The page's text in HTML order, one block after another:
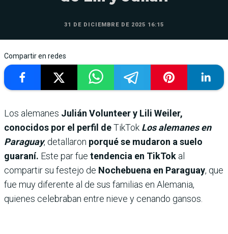
31 DE DICIEMBRE DE 2025 16:15
Compartir en redes
Los alemanes Julián Volunteer y Lili Weiler,
conocidos por el perfil deTikTok Los alemanes en
Paraguay, detallaron porqué se mudaron a suelo
guaraní. Este par fue tendencia en TikTok al
compartir su festejo de Nochebuena en Paraguay, que
fue muy diferente al de sus familias en Alemania,
quienes celebraban entre nieve y cenando gansos.